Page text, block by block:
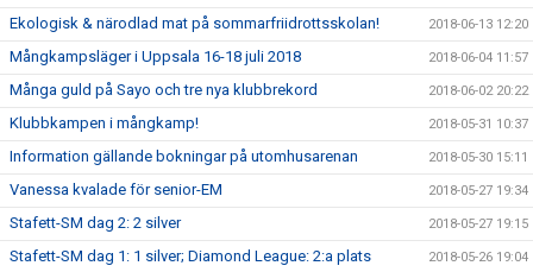
Ekologisk & närodlad mat på sommarfriidrottsskolan! 2018-06-13 12:20
Mångkampsläger i Uppsala 16-18 juli 2018 2018-06-04 11:57
Många guld på Sayo och tre nya klubbrekord 2018-06-02 20:22
Klubbkampen i mångkamp! 2018-05-31 10:37
Information gällande bokningar på utomhusarenan 2018-05-30 15:11
Vanessa kvalade för senior-EM 2018-05-27 19:34
Stafett-SM dag 2: 2 silver 2018-05-27 19:15
Stafett-SM dag 1: 1 silver; Diamond League: 2:a plats 2018-05-26 19:04